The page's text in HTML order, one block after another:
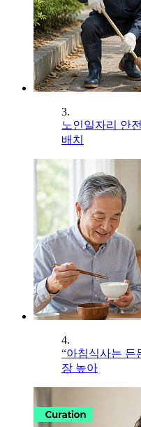
3.
노인일자리 안
배치
4.
“아침식사는 든
장 높아